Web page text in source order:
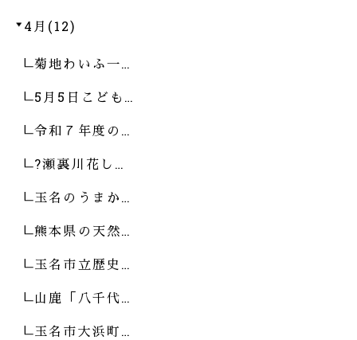
4月(12)
菊地わいふ一…
5月5日こども…
令和７年度の…
?瀬裏川花し…
玉名のうまか…
熊本県の天然…
玉名市立歴史…
山鹿「八千代…
玉名市大浜町…